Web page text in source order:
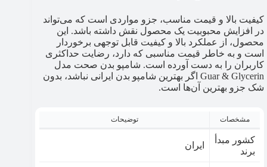
کیفیت بالا و قیمت مناسب، جزو مواردی است که می‌تواند
در افزایش محبوبیت یک محصول نقش داشته باشد. این
محصول، از عملکرد بالا و کیفیت قابل توجهی برخوردار
است و به خاطر قیمت مناسبی که دارد، رضایت حداکثری
کاربران را به دست آورده است. شامپو بدن صحت مدل
Guar & Glycerin اگر بهترین شامپو بدن ایرانی نباشد، بدون
شک جزو بهترین آن‌ها است.
مشخصات توضیحات
کشور مبدأ
برند
ایران